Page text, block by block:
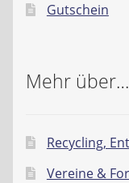
Gutschein
Mehr über…
Recycling,
Vereine &